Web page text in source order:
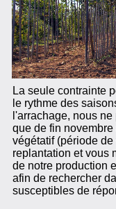
La seule contrainte
le rythme des
l'arrachage, nous
que de fin
végétatif (période
replantation et vous
de notre production
afin de rechercher
susceptibles de